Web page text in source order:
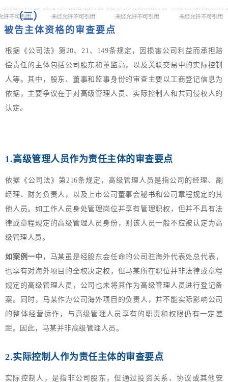
（二）
被告主体资格的审查要点
根据《公司法》第20、21、149条规定，因损害公司利益而承担赔
偿责任的主体包括公司股东和董监高，以及关联交易中的实际控制
人等。其中，股东、董事和监事身份的审查主要以工商登记信息为
依据，主要争议在于对高级管理人员、实际控制人和共同侵权人的
认定。
1.高级管理人员作为责任主体的审查要点
依据《公司法》第216条规定，高级管理人员是指公司的经理、副
经理、财务负责人，以及上市公司董事会秘书和公司章程规定的其
他人员。如工作人员身处管理岗位并享有管理职权，但并不具有法
律或章程规定的高级管理人员身份，则该人员一般不应被认定为高
级管理人员。
如案例一中 ，马某虽是经股东会任命的公司驻海外代表处总代表，
也享有对海外项目的全权决定权，但马某所在职位并非法律或章程
规定的高级管理人员，公司也未将其作为高级管理人员进行登记备
案。同时，马某作为公司海外项目的负责人，并不能实际影响公司
的整体经营运作，与高级管理人员享有的职责和权限仍有一定差
距。因此，马某并非高级管理人员。
2.实际控制人作为责任主体的审查要点
实际控制人，是指非公司股东，但通过投资关系、协议或其他安